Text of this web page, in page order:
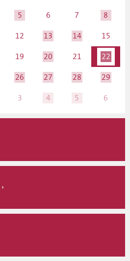
5 6 7
8
12 13 14
15
19 20 21
22
26 27 28
29
3 4 5 6